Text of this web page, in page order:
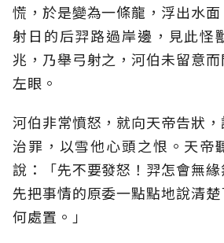
慌，於是變為一條龍，浮出水
射日的后羿路過岸邊，見此怪
兆，乃舉弓射之，河伯未留意
左眼。
河伯非常憤怒，就向天帝告狀
治罪，以雪他心頭之恨。天帝
說：「先不要發怒！羿怎會無
先把事情的原委一點點地說清
何處置。」